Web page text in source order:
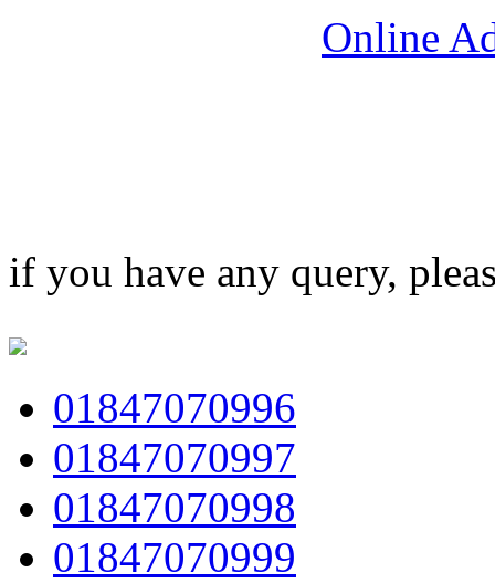
Online
if you have any query,
01847070996
01847070997
01847070998
01847070999